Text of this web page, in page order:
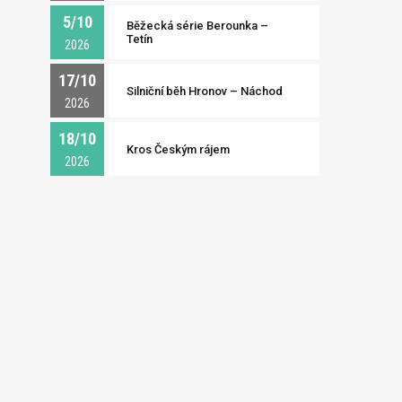
5/10
2026
Běžecká série Berounka –
Tetín
17/10
2026
Silniční běh Hronov – Náchod
18/10
2026
Kros Českým rájem